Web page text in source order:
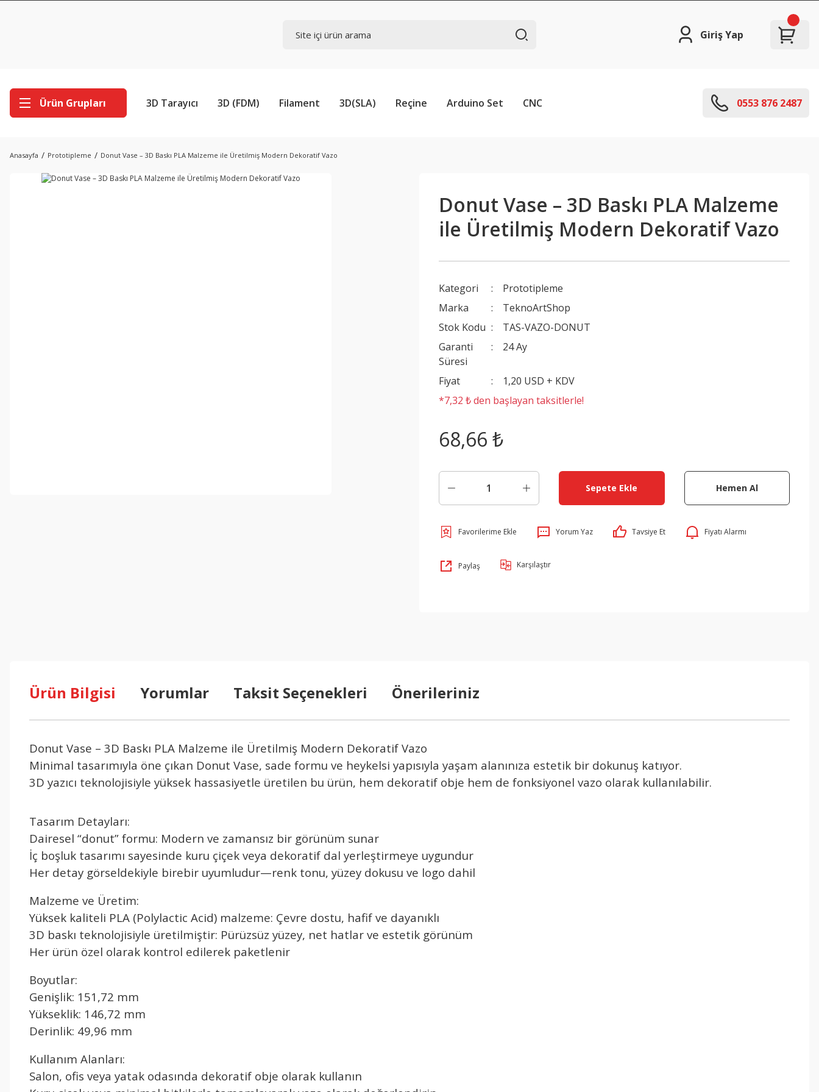
Giriş Yap
Ürün Grupları 3D Tarayıcı 3D (FDM) Filament 3D(SLA) Reçine Arduino Set CNC 0553 876 2487
Anasayfa Prototipleme Donut Vase – 3D Baskı PLA Malzeme ile Üretilmiş Modern Dekoratif Vazo
Donut Vase – 3D Baskı PLA Malzeme
ile Üretilmiş Modern Dekoratif Vazo
Kategori
Prototipleme
Marka
TeknoArtShop
Stok Kodu
TAS-VAZO-DONUT
Garanti
Süresi
24 Ay
Fiyat
1,20 USD + KDV
*7,32 ₺ den başlayan taksitlerle!
68,66 ₺
Sepete Ekle Hemen Al
Yorum Yaz Tavsiye Et Fiyatı Alarmı
Paylaş Karşılaştır
Ürün Bilgisi Yorumlar Taksit Seçenekleri Önerileriniz
Donut Vase – 3D Baskı PLA Malzeme ile Üretilmiş Modern Dekoratif Vazo
Minimal tasarımıyla öne çıkan Donut Vase, sade formu ve heykelsi yapısıyla yaşam alanınıza estetik bir dokunuş katıyor.
3D yazıcı teknolojisiyle yüksek hassasiyetle üretilen bu ürün, hem dekoratif obje hem de fonksiyonel vazo olarak kullanılabilir.
Tasarım Detayları:
Dairesel “donut” formu: Modern ve zamansız bir görünüm sunar
İç boşluk tasarımı sayesinde kuru çiçek veya dekoratif dal yerleştirmeye uygundur
Her detay görseldekiyle birebir uyumludur—renk tonu, yüzey dokusu ve logo dahil
Malzeme ve Üretim:
Yüksek kaliteli PLA (Polylactic Acid) malzeme: Çevre dostu, hafif ve dayanıklı
3D baskı teknolojisiyle üretilmiştir: Pürüzsüz yüzey, net hatlar ve estetik görünüm
Her ürün özel olarak kontrol edilerek paketlenir
Boyutlar:
Genişlik: 151,72 mm
Yükseklik: 146,72 mm
Derinlik: 49,96 mm
Kullanım Alanları:
Salon, ofis veya yatak odasında dekoratif obje olarak kullanın